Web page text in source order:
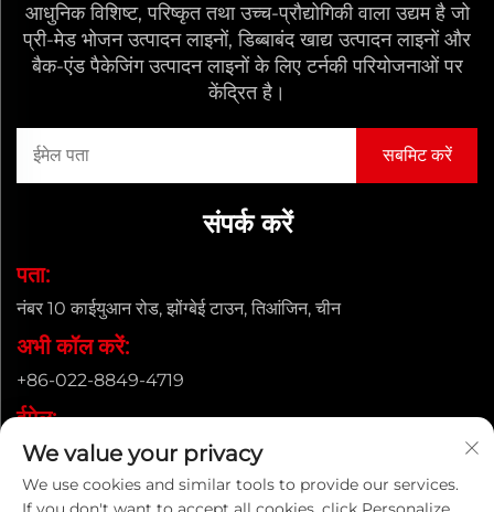
आधुनिक विशिष्ट, परिष्कृत तथा उच्च-प्रौद्योगिकी वाला उद्यम है जो
प्री-मेड भोजन उत्पादन लाइनों, डिब्बाबंद खाद्य उत्पादन लाइनों और
बैक-एंड पैकेजिंग उत्पादन लाइनों के लिए टर्नकी परियोजनाओं पर
केंद्रित है।
संपर्क करें
पता:
नंबर 10 काईयुआन रोड, झोंग्बेई टाउन, तिआंजिन, चीन
अभी कॉल करें:
+86-022-8849-4719
ईमेल:
[email protected]
We value your privacy
We use cookies and similar tools to provide our services.